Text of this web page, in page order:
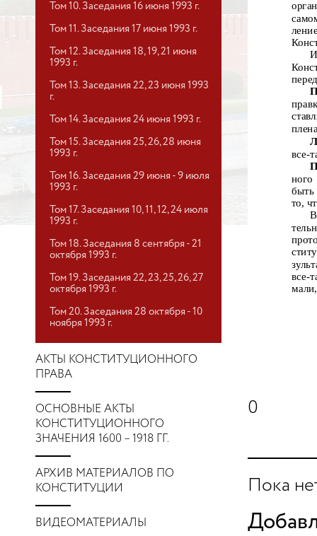
Том 10. Заседания 16 июня 1993 г.
Том 11. Заседания 17 июня 1993 г.
Том 12. Заседания 18, 19, 21 июня
1993 г.
Том 13. Заседания 22, 23 июня 1993
г.
Том 14. Заседания 24 июня 1993 г.
Том 15. Заседания 25, 26, 28 июня
1993 г.
Том 16. Заседания 29 июня - 9 июля
1993 г.
Том 17. Заседания 10, 11, 12, 24 июля
1993 г.
Том 18. Заседания 8 сентября - 21
октября 1993 г.
Том 19. Заседания 22, 23, 25, 26, 27
октября 1993 г.
Том 20. Заседания 28 октября - 10
ноября 1993 г.
АКТЫ КОНСТИТУЦИОННОГО
ПРАВА
ОСНОВНЫЕ АКТЫ
КОНСТИТУЦИОННОГО
ЗНАЧЕНИЯ 1600 – 1918 ГГ.
АРХИВ МАТЕРИАЛОВ ПО
КОНСТИТУЦИИ
ВИДЕОМАТЕРИАЛЫ
все-
то,
все-
0
Пока